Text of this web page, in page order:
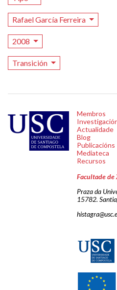
Rafael García Ferreira
2008
Transición
Membros
Actualidade
Blog
Publicacións
Mediateca
Recursos
Facultade de
Praza da
15782.